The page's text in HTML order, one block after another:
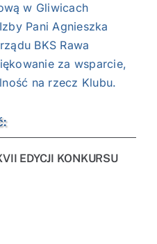
w Gliwicach
Pani Agnieszka
BKS Rawa
za wsparcie,
na rzecz Klubu.
EDYCJI KONKURSU